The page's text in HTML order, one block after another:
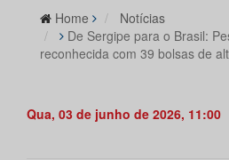
Home
Notícias
De Sergipe para o Brasil:
reconhecida com 39 bolsas de
Qua, 03 de junho de 2026, 11:00